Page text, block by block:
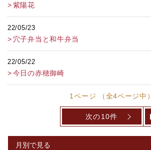
紫陽花
22/05/23
穴子弁当と和牛弁当
22/05/22
今日の赤穂御崎
1ページ （全4ページ中）
次の10件